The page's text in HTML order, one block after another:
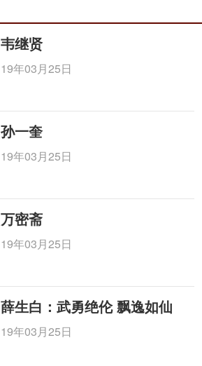
韦继贤
19年03月25日
孙一奎
19年03月25日
万密斋
19年03月25日
薛生白：武勇绝伦 飘逸如仙
19年03月25日